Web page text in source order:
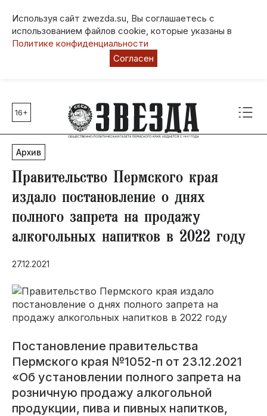
Используя сайт zwezda.su, Вы соглашаетесь с
использованием файлов cookie, которые указаны в
Политике конфиденциальности
Согласен
Главные темы
80 лет Победы
Молодежная столица РФ
СВО
Социальная поддержка
Инфраструктура
Благоустройство
16+
Архив
Правительство Пермского края
издало постановление о днях
полного запрета на продажу
алкогольных напитков в 2022 году
27.12.2021
Постановление правительства
Пермского края №1052-п от 23.12.2021
«Об установлении полного запрета на
розничную продажу алкогольной
продукции, пива и пивных напитков,